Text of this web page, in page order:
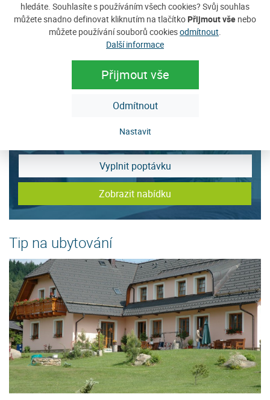
hledáte. Souhlasíte s používáním všech cookies? Svůj souhlas
můžete snadno definovat kliknutím na tlačítko Přijmout vše nebo
můžete používání souborů cookiesodmítnout.
Další informace
Přijmout vše
Odmítnout
Nastavit
Sháníte ubytování na Javorníku?
Vyplnit poptávku
Zobrazit nabídku
Tip na ubytování